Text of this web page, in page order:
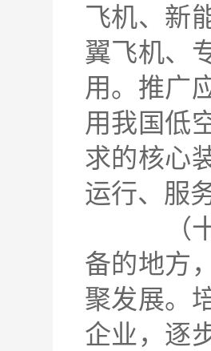
飞机、新
翼飞机、
用。推广
用我国低
求的核心
运行、服
（十二
备的地方
聚发展。
企业，逐